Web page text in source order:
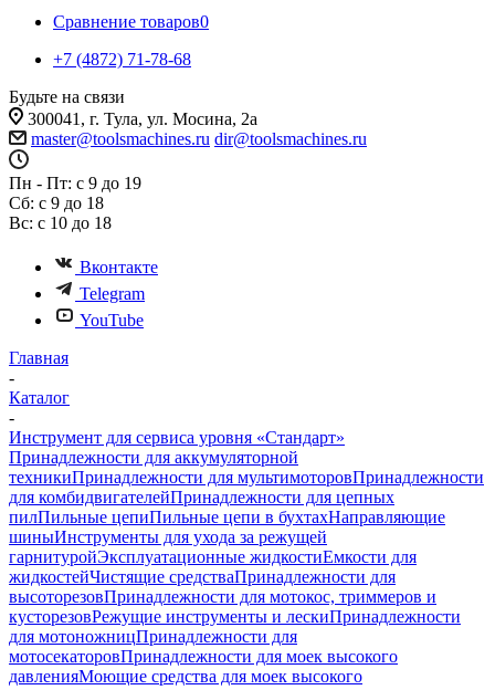
Сравнение товаров0
+7 (4872) 71-78-68
Будьте на связи
300041, г. Тула, ул. Мосина, 2а
master@toolsmachines.ru dir@toolsmachines.ru
Пн - Пт: с 9 до 19
Сб: с 9 до 18
Вс: с 10 до 18
Вконтакте
Telegram
YouTube
Главная
-
Каталог
-
Инструмент для сервиса уровня «Стандарт»
Принадлежности для аккумуляторной
техникиПринадлежности для мультимоторовПринадлежности
для комбидвигателейПринадлежности для цепных
пилПильные цепиПильные цепи в бухтахНаправляющие
шиныИнструменты для ухода за режущей
гарнитуройЭксплуатационные жидкостиЕмкости для
жидкостейЧистящие средстваПринадлежности для
высоторезовПринадлежности для мотокос, триммеров и
кусторезовРежущие инструменты и лескиПринадлежности
для мотоножницПринадлежности для
мотосекаторовПринадлежности для моек высокого
давленияМоющие средства для моек высокого